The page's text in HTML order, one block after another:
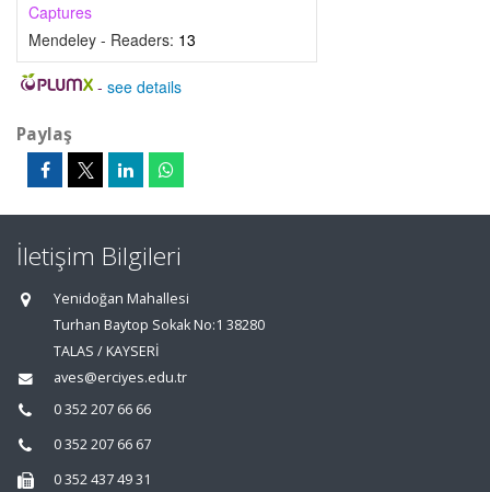
Captures
Mendeley - Readers: 13
- see details
Paylaş
İletişim Bilgileri
Yenidoğan Mahallesi
Turhan Baytop Sokak No:1 38280
TALAS / KAYSERİ
aves@erciyes.edu.tr
0 352 207 66 66
0 352 207 66 67
0 352 437 49 31